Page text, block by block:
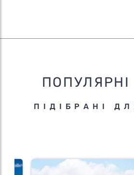
ПОПУЛЯРНІ
ПІДІБРАНІ